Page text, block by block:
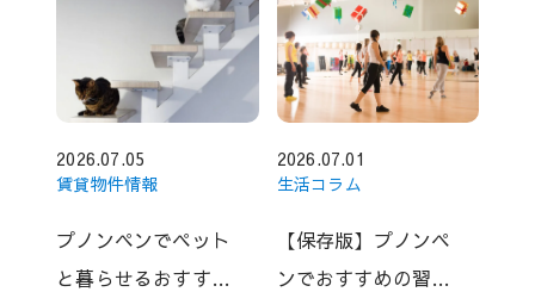
2026.07.05
賃貸物件情報
プノンペンでペット
と暮らせるおすすめ
2026.07.01
生活コラム
【保存版】プノンペ
ンでおすすめの習い